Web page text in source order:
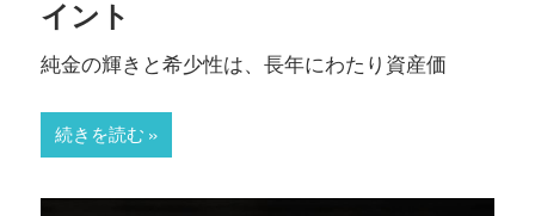
す。
イント
純金の輝きと希少性は、長年にわたり資産価
続きを読む